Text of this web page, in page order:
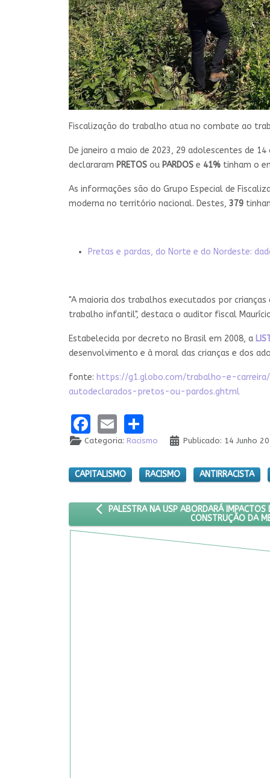
Fiscalização do trabalho atua no combate ao
De janeiro a maio de 2023, 29 adolescentes de
declararam PRETOS ou PARDOS e 41% tinham o
As informações são do Grupo Especial de
moderna no território nacional. Destes, 379
Pretas e pardas, do Norte e do Nordeste:
"A maioria dos trabalhos executados por
trabalho infantil", destaca o auditor fiscal
Estabelecida por decreto no Brasil em 2008, a
desenvolvimento e à moral das crianças e dos
fonte: https://g1.globo.com/trabalho-e-
autodeclarados-pretos-ou-pardos.ghtml
Facebook
Email
Categoria: Racismo Publicado: 14 Junho
CAPITALISMO RACISMO ANTIRRACISTA
ARTIGO ANTERIOR: PALESTRA NA USP
PALESTRA NA USP ABORDARÁ
CONSTRUÇÃO DA